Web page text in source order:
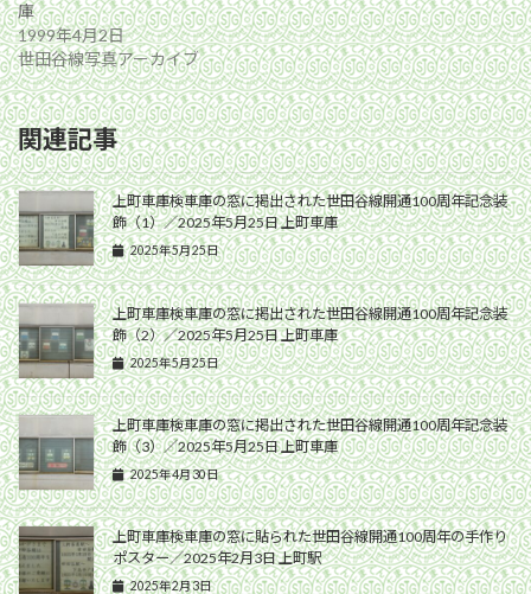
庫
1999年4月2日
世田谷線写真アーカイブ
関連記事
上町車庫検車庫の窓に掲出された世田谷線開通100周年記念装
飾（1）／2025年5月25日 上町車庫
2025年5月25日
上町車庫検車庫の窓に掲出された世田谷線開通100周年記念装
飾（2）／2025年5月25日 上町車庫
2025年5月25日
上町車庫検車庫の窓に掲出された世田谷線開通100周年記念装
飾（3）／2025年5月25日 上町車庫
2025年4月30日
上町車庫検車庫の窓に貼られた世田谷線開通100周年の手作り
ポスター／2025年2月3日 上町駅
2025年2月3日